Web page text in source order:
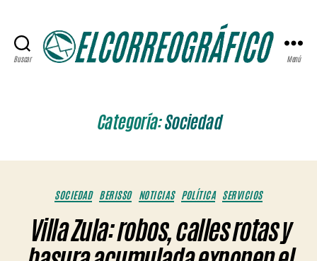
Buscar Menú
Categoría:Sociedad
Categorías
SOCIEDAD BERISSO NOTICIAS POLÍTICA SERVICIOS
Villa Zula: robos, calles rotas y